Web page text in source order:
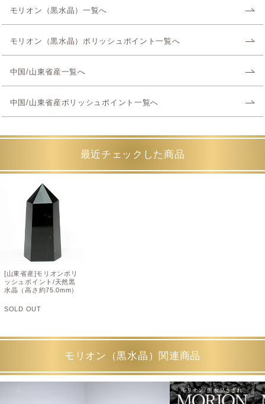
モリオン（黒水晶）一覧へ
モリオン（黒水晶）ポリッシュポイント一覧へ
中国/山東省産一覧へ
中国/山東省産ポリッシュポイント一覧へ
最近チェックした商品
[山東省産]モリオンポリ
ッシュポイント/天然黒
水晶（高さ約75.0mm）
SOLD OUT
モリオン（黒水晶）関連商品